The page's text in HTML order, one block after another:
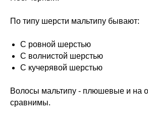
По типу шерсти мальтипу бывают:
С ровной шерстью
С волнистой шерстью
С кучерявой шерстью
Волосы мальтипу - плюшевые и на
сравнимы.